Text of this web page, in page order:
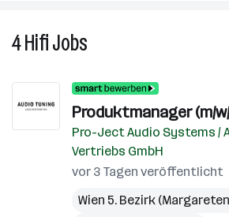
4HifiJobs
Produktmanager (m/
Pro-Ject Audio Systems /
Vertriebs GmbH
vor 3 Tagen veröffentlicht
Wien 5. Bezirk